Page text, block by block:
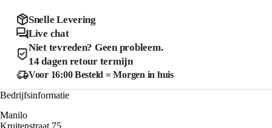
op
de
productpagina
Snelle Levering
Live chat
Niet tevreden? Geen probleem.
14 dagen retour termijn
Voor 16:00 Besteld = Morgen in huis
Bedrijfsinformatie
Manilo
Kruitenstraat 75